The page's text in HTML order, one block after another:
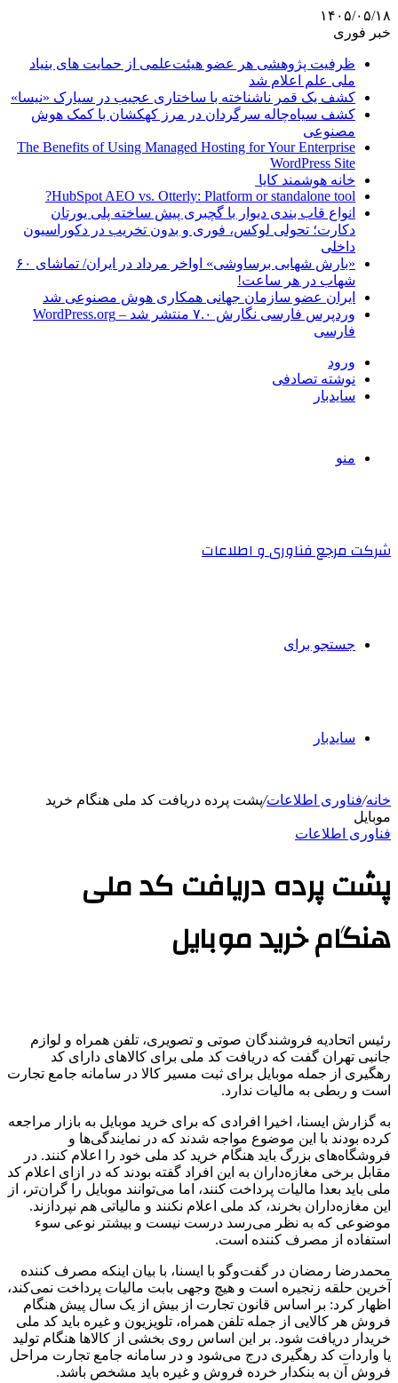
۱۴۰۵/۰۵/۱۸
خبر فوری
ظرفیت پژوهشی هر عضو هیئت‌علمی از حمایت های بنیاد
ملی علم اعلام شد
کشف یک قمر ناشناخته با ساختاری عجیب در سیارک «نیسا»
کشف سیاه‌چاله سرگردان در مرز کهکشان با کمک هوش
مصنوعی
The Benefits of Using Managed Hosting for Your Enterprise
WordPress Site
خانه هوشمند کایا
HubSpot AEO vs. Otterly: Platform or standalone tool?
انواع قاب بندی دیوار با گچبری پیش ساخته پلی یورتان
دکارت؛ تحولی لوکس، فوری و بدون تخریب در دکوراسیون
داخلی
«بارش شهابی برساوشی» اواخر مرداد در ایران/ تماشای ۶۰
شهاب در هر ساعت!
ایران عضو سازمان جهانی همکاری هوش مصنوعی شد
وردپرس فارسی نگارش ۷.۰ منتشر شد – WordPress.org
فارسی
ورود
نوشته تصادفی
سایدبار
منو
شرکت مرجع فناوری و اطلاعات
جستجو برای
سایدبار
خانه/فناوری اطلاعات/پشت پرده دریافت کد ملی هنگام خرید
موبایل
فناوری اطلاعات
پشت پرده دریافت کد ملی
هنگام خرید موبایل
رئیس اتحادیه فروشندگان صوتی و تصویری، تلفن همراه و لوازم
جانبی تهران گفت که دریافت کد ملی برای کالاهای دارای کد
رهگیری از جمله موبایل برای ثبت مسیر کالا در سامانه جامع تجارت
است و ربطی به مالیات ندارد.
به گزارش ایسنا، اخیرا افرادی که برای خرید موبایل به بازار مراجعه
کرده بودند با این موضوع مواجه شدند که در نمایندگی‌ها و
فروشگاه‌های بزرگ باید هنگام خرید کد ملی خود را اعلام کنند. در
مقابل برخی مغازه‌داران به این افراد گفته بودند که در ازای اعلام کد
ملی باید بعدا مالیات پرداخت کنند، اما می‌توانند موبایل را گران‌تر، از
این مغازه‌داران بخرند، کد ملی اعلام نکنند و مالیاتی هم نپردازند.
موضوعی که به نظر می‌رسد درست نیست و بیشتر نوعی سوء
استفاده از مصرف کننده است.
محمدرضا رمضان در گفت‌وگو با ایسنا، با بیان اینکه مصرف کننده
آخرین حلقه زنجیره است و هیچ وجهی بابت مالیات پرداخت نمی‌کند،
اظهار کرد: بر اساس قانون تجارت از بیش از یک سال پیش هنگام
فروش هر کالایی از جمله تلفن همراه، تلویزیون و غیره باید کد ملی
خریدار دریافت شود. بر این اساس روی بخشی از کالاها هنگام تولید
یا واردات کد رهگیری درج می‌شود و در سامانه جامع تجارت مراحل
فروش آن به بنکدار خرده فروش و غیره باید مشخص باشد.